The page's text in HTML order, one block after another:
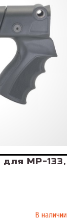
для МР-133,
В наличии